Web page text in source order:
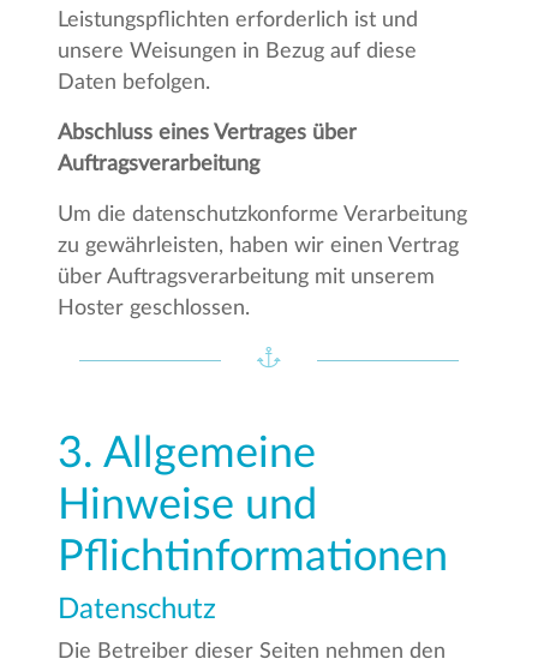
Leistungspflichten erforderlich ist und
unsere Weisungen in Bezug auf diese
Daten befolgen.
Abschluss eines Vertrages über
Auftragsverarbeitung
Um die datenschutzkonforme Verarbeitung
zu gewährleisten, haben wir einen Vertrag
über Auftragsverarbeitung mit unserem
Hoster geschlossen.
3. Allgemeine
Hinweise und
Pflichtinformationen
Datenschutz
Die Betreiber dieser Seiten nehmen den